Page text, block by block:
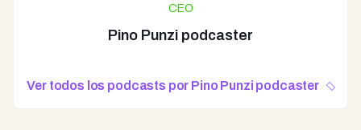
CEO
Pino Punzi podcaster
Ver todos los podcasts por Pino Punzi podcaster